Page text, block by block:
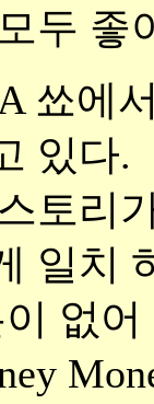
두 좋
쑈에
있다.
토리
일치
없